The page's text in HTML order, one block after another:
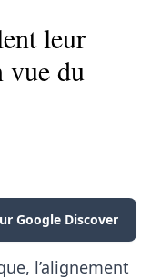
leur
vue du
Google Discover
l’alignement